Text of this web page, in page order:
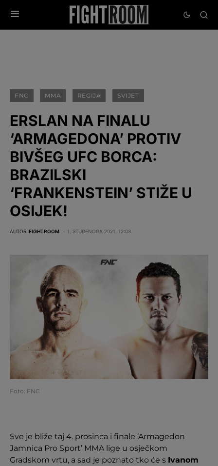
FNC MMA REGIJA SVIJET
ERSLAN NA FINALU
‘ARMAGEDONA’ PROTIV
BIVŠEG UFC BORCA:
BRAZILSKI
‘FRANKENSTEIN’ STIŽE U
OSIJEK!
AUTOR FIGHTROOM 1. STUDENOGA 2021. 12:03
Foto: FNC
Sve je bliže taj 4. prosinca i finale ‘Armagedon
Jamnica Pro Sport’ MMA lige u osječkom
Gradskom vrtu, a sad je poznato tko će s Ivanom